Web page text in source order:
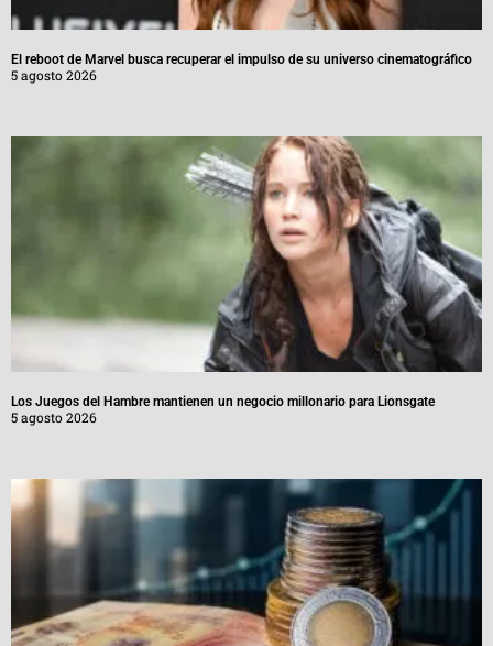
El reboot de Marvel busca recuperar el impulso de su universo cinematográfico
5 agosto 2026
Los Juegos del Hambre mantienen un negocio millonario para Lionsgate
5 agosto 2026